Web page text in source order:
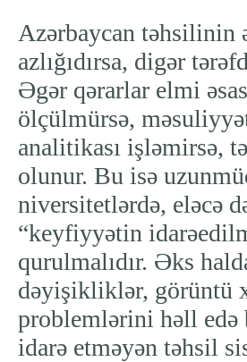
Azərbaycan təhsilinin
azlığıdırsa, digər
Əgər qərarlar elmi
ölçülmürsə,
analitikası işləmirsə,
olunur. Bu isə
niversitetlərdə, eləcə
“keyfiyyətin
qurulmalıdır. Əks
dəyişikliklər, görüntü
problemlərini həll
idarə etməyən təhsil